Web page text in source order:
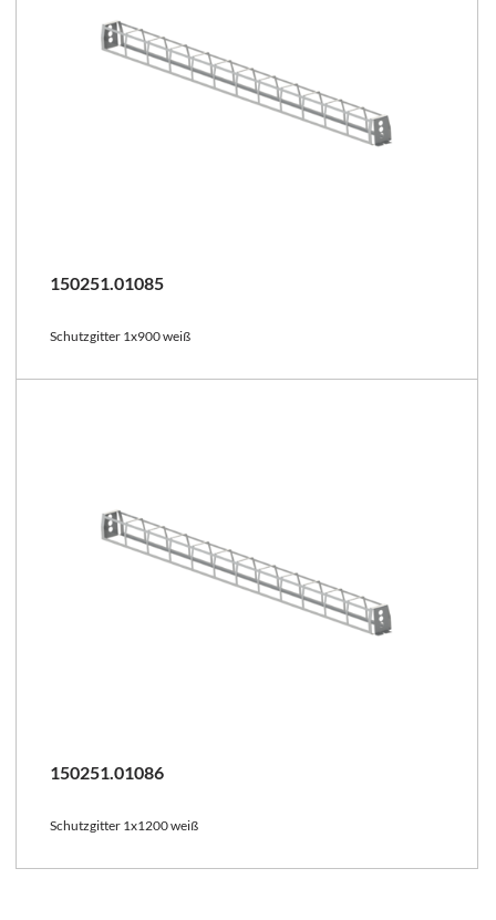
150251.01085
Schutzgitter 1x900 weiß
150251.01086
Schutzgitter 1x1200 weiß